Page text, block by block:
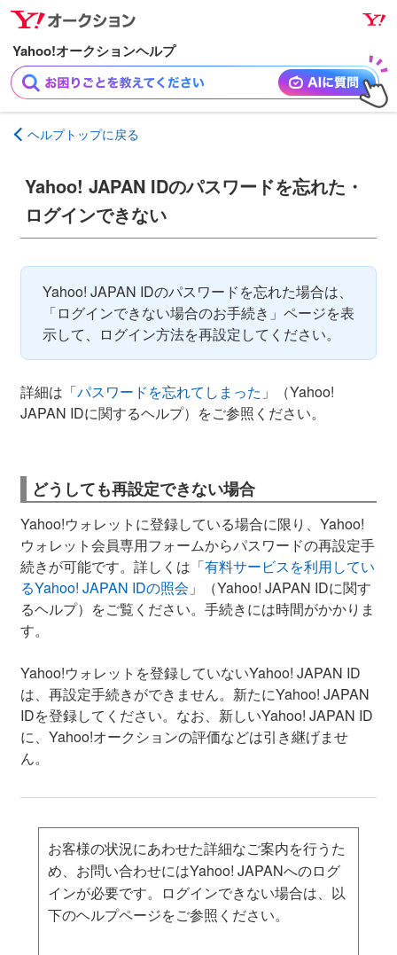
ナ
ビ
ゲ
ー
シ
ョ
ン
ッ
メ
イ
ン
コ
ン
テ
ン
キ
プ
ヘルプトップに戻る
Yahoo! JAPAN IDのパスワードを忘れた・
ログインできない
Yahoo! JAPAN IDのパスワードを忘れた場合は、
「ログインできない場合のお手続き」ページを表
示して、ログイン方法を再設定してください。
詳細は「パスワードを忘れてしまった 」（Yahoo!
JAPAN IDに関するヘルプ）をご参照ください。
どうしても再設定できない場合
Yahoo!ウォレットに登録している場合に限り、Yahoo!
ウォレット会員専用フォームからパスワードの再設定手
続きが可能です。詳しくは「有料サービスを利用してい
るYahoo! JAPAN IDの照会 」（Yahoo! JAPAN IDに関す
るヘルプ）をご覧ください。手続きには時間がかかりま
す。
Yahoo!ウォレットを登録していないYahoo! JAPAN ID
は、再設定手続きができません。新たにYahoo! JAPAN
IDを登録してください。なお、新しいYahoo! JAPAN ID
に、Yahoo!オークションの評価などは引き継げませ
ん。
お客様の状況にあわせた詳細なご案内を行うた
め、お問い合わせにはYahoo! JAPANへのログ
インが必要です。ログインできない場合は、以
下のヘルプページをご参照ください。